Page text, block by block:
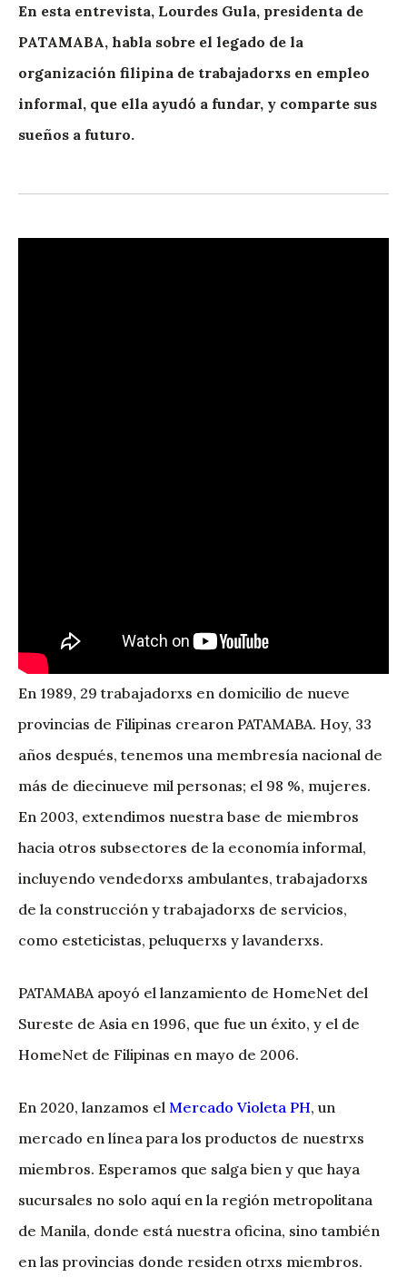
En esta entrevista, Lourdes Gula, presidenta de
PATAMABA, habla sobre el legado de la
organización filipina de trabajadorxs en empleo
informal, que ella ayudó a fundar, y comparte sus
sueños a futuro.
En 1989, 29 trabajadorxs en domicilio de nueve
provincias de Filipinas crearon PATAMABA. Hoy, 33
años después, tenemos una membresía nacional de
más de diecinueve mil personas; el 98 %, mujeres.
En 2003, extendimos nuestra base de miembros
hacia otros subsectores de la economía informal,
incluyendo vendedorxs ambulantes, trabajadorxs
de la construcción y trabajadorxs de servicios,
como esteticistas, peluquerxs y lavanderxs.
PATAMABA apoyó el lanzamiento de HomeNet del
Sureste de Asia en 1996, que fue un éxito, y el de
HomeNet de Filipinas en mayo de 2006.
En 2020, lanzamos el Mercado Violeta PH, un
mercado en línea para los productos de nuestrxs
miembros. Esperamos que salga bien y que haya
sucursales no solo aquí en la región metropolitana
de Manila, donde está nuestra oficina, sino también
en las provincias donde residen otrxs miembros.